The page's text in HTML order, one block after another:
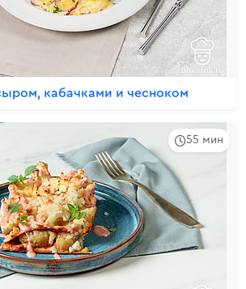
кабачками и чесноком
55 мин